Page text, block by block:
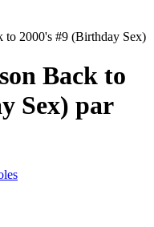
to 2000's #9 (Birthday Sex)
Back to
Sex) par